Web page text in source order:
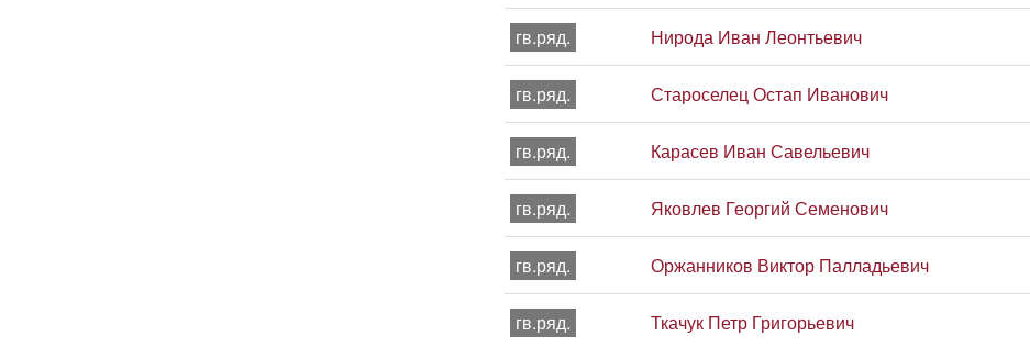
гв.ряд. Нирода Иван Леонтьевич
гв.ряд. Староселец Остап Иванович
гв.ряд. Карасев Иван Савельевич
гв.ряд. Яковлев Георгий Семенович
гв.ряд. Оржанников Виктор Палладьевич
гв.ряд. Ткачук Петр Григорьевич